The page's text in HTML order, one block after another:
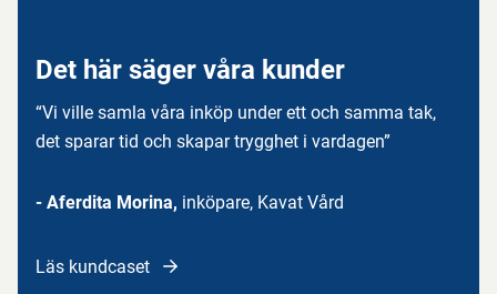
Det här säger våra kunder
“Vi ville samla våra inköp under ett och samma tak,
det sparar tid och skapar trygghet i vardagen”
- Aferdita Morina, inköpare, Kavat Vård
Läs kundcaset